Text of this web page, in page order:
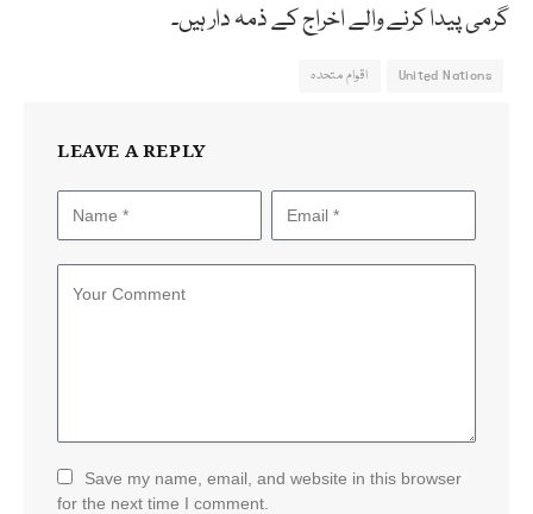
گرمی پیدا کرنے والے اخراج کے ذمہ دار ہیں۔
United Nations اقوام متحدہ
LEAVE A REPLY
Save my name, email, and website in this browser
for the next time I comment.